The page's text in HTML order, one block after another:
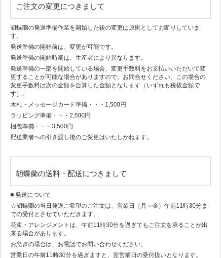
ご注文の変更につきまして
胡蝶蘭の発送準備作業を開始した後の変更は原則としてお断りしていま
す。
発送準備の開始前は、変更が可能です。
発送準備の開始時期は、生産者により異なります。
発送準備の一部を開始している場合、変更手数料をお支払いいただいて変
更することが可能な場合がありますので、お問合せください。この場合の
変更手数料は次の金額を合算した金額となります（いずれも税抜金額で
す）。
木札・メッセージカード準備・・・1,500円
ラッピング準備・・・2,500円
梱包準備・・・3,500円
配送業者への引き渡し後のご変更はいたしかねます。
胡蝶蘭の送料・配送につきまして
■ 発送について
☆胡蝶蘭の当日発送ご希望のご注文は、営業日（月～金）午前11時30分ま
での受付とさせていただきます。
花束・アレンジメントは、午前11時30分を過ぎてもご注文を承ることが出
来る場合があります。
お急ぎの場合は、お電話でお問い合わせください。
営業日の午前11時30分を過ぎますと、翌営業日の受付扱いとなります。